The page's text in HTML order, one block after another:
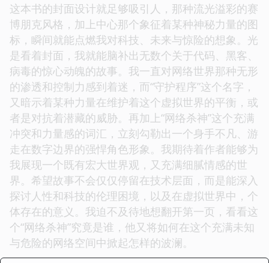
这本书的封面设计就足够吸引人，那种流光溢彩的赛
博朋克风格，加上中心那个象征着某种神秘力量的图
标，瞬间就能点燃我对科技、未来与惊险的想象。光
是看着封面，我就能脑补出无数个关于代码、黑客、
病毒的惊心动魄的故事。我一直对网络世界那种无形
的渗透和控制力感到着迷，而“守护程序”这个名字，
又暗示着某种力量在维护着这个虚拟世界的平衡，或
者是对抗着潜藏的威胁。再加上“网络杀神”这个充满
冲突和力量感的词汇，立刻勾勒出一个身手不凡、游
走在数字边界的强悍角色形象。我期待着作者能够为
我展现一个既有宏大世界观，又充满细腻情感的世
界。希望故事不会仅仅停留在技术层面，而是能深入
探讨人性和科技的伦理困境，以及在虚拟世界中，个
体存在的意义。我迫不及待地想翻开第一页，看看这
个“网络杀神”究竟是谁，他又将如何在这个充满未知
与危险的网络空间中掀起怎样的波澜。